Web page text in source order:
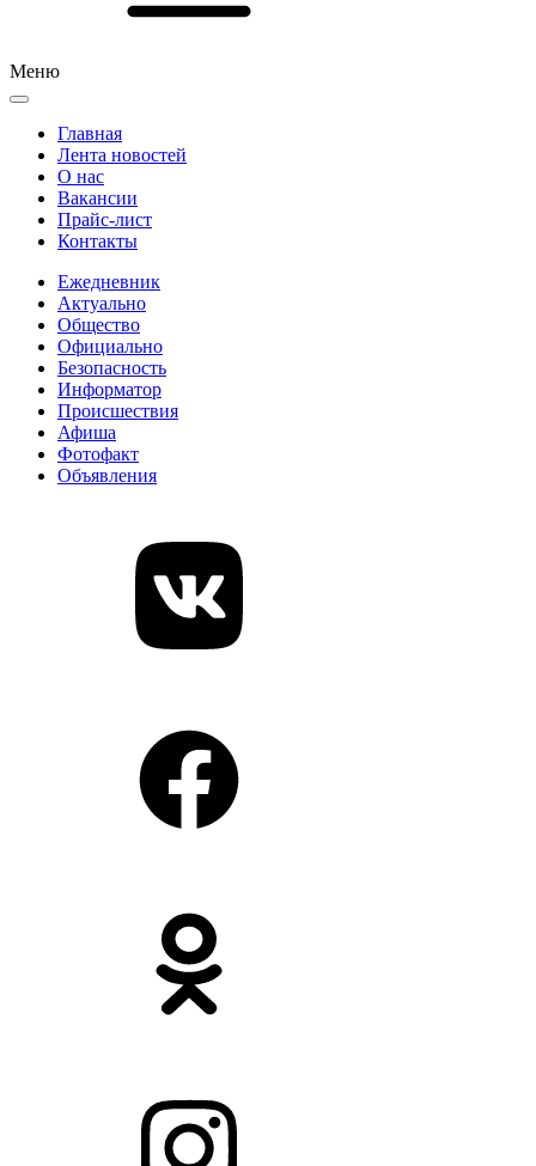
Меню
Главная
Лента новостей
О нас
Вакансии
Прайс-лист
Контакты
Ежедневник
Актуально
Общество
Официально
Безопасность
Информатор
Происшествия
Афиша
Фотофакт
Объявления